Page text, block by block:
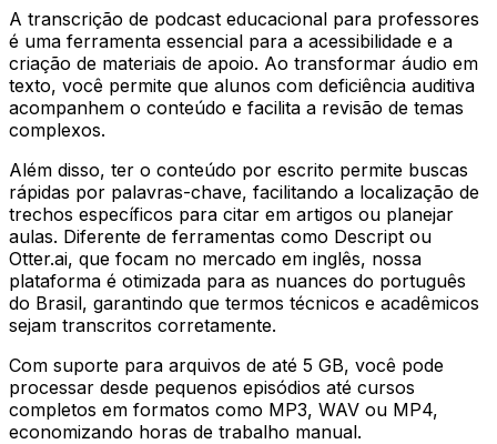
A transcrição de podcast educacional para professores
é uma ferramenta essencial para a acessibilidade e a
criação de materiais de apoio. Ao transformar áudio em
texto, você permite que alunos com deficiência auditiva
acompanhem o conteúdo e facilita a revisão de temas
complexos.
Além disso, ter o conteúdo por escrito permite buscas
rápidas por palavras-chave, facilitando a localização de
trechos específicos para citar em artigos ou planejar
aulas. Diferente de ferramentas como Descript ou
Otter.ai, que focam no mercado em inglês, nossa
plataforma é otimizada para as nuances do português
do Brasil, garantindo que termos técnicos e acadêmicos
sejam transcritos corretamente.
Com suporte para arquivos de até 5 GB, você pode
processar desde pequenos episódios até cursos
completos em formatos como MP3, WAV ou MP4,
economizando horas de trabalho manual.